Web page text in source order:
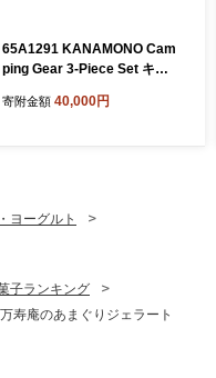
65A1291 KANAMONO Cam
ping Gear 3-Piece Set キャ
RANGE[髙島屋選定品］
寄附金額 40,000円
ヨーグルト
子ランキング
寿庵のあまぐりジェラート